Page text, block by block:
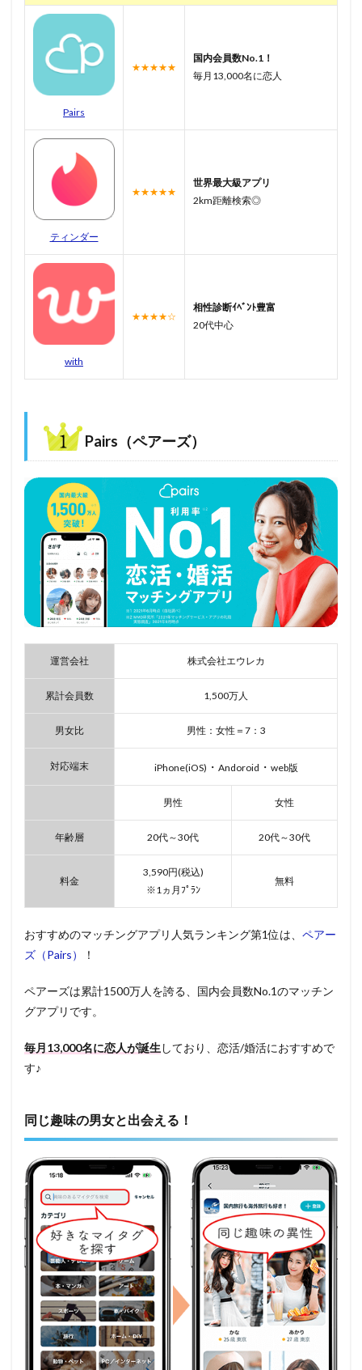
Pairs
★★★★★
国内会員数No.1！
毎月13,000名に恋人
ティンダー
★★★★★
世界最大級アプリ
2km距離検索◎
with
★★★★☆
相性診断ｲﾍﾞﾝﾄ豊富
20代中心
Pairs（ペアーズ）
運営会社 株式会社エウレカ
累計会員数 1,500万人
男女比 男性：女性＝7：3
対応端末 iPhone(iOS) ・ Andoroid ・ web版
男性 女性
年齢層 20代～30代 20代～30代
料金
3,590円(税込)
※1ヵ月ﾌﾟﾗﾝ
無料
おすすめのマッチングアプリ人気ランキング第1位は、 ペアー
ズ（Pairs）
！
ペアーズは累計1500万人を誇る、国内会員数No.1のマッチン
グアプリです。
毎月13,000名に恋人が誕生 しており、恋活/婚活におすすめで
す♪
同じ趣味の男女と出会える！